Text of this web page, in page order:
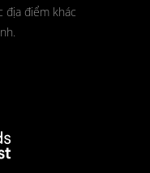
địa điểm khác